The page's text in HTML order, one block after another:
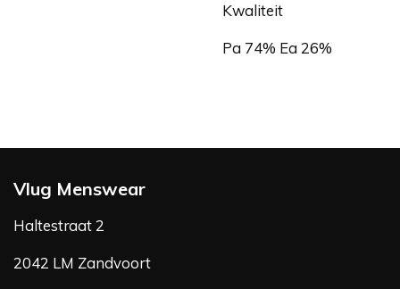
Kwaliteit
Pa 74% Ea 26%
Vlug Menswear
Haltestraat 2
2042 LM Zandvoort